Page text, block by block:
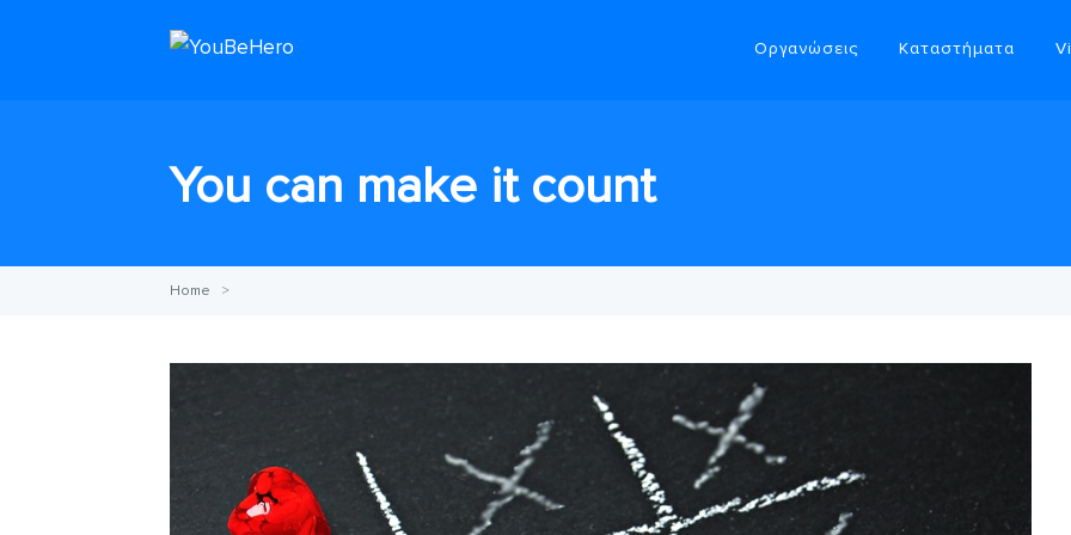
Οργανώσεις Καταστήματα
You can make it count
Home >